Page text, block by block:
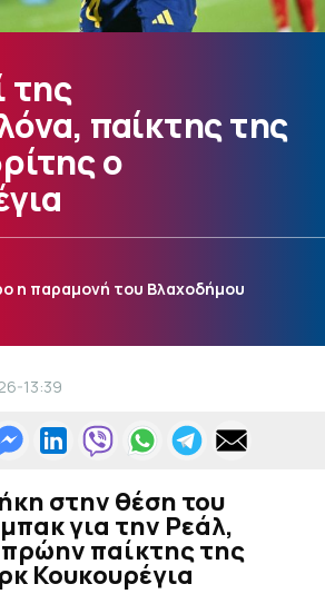
της
παίκτης της
ο
η παραμονή του Βλαχοδήμου
13:39
στην θέση του
για την Ρεάλ,
πρώην παίκτης της
Κουκουρέγια